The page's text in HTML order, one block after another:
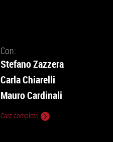
Con:
Stefano Zazzera
Carla Chiarelli
Mauro Cardinali
Cast completo